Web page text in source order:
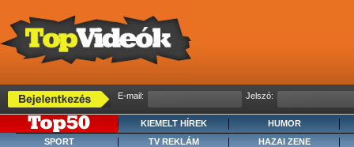
E-mail: Jelszó:
KIEMELT HÍREK
HUMOR
SPORT
TV REKLÁM HAZAI ZENE